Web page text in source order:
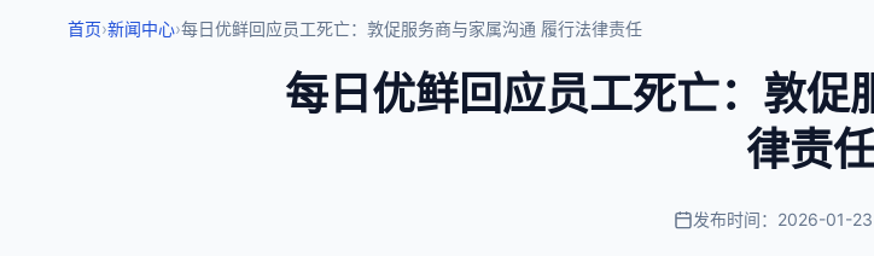
首页›新闻中心›每日优鲜回应员工死亡：敦促服务商与家属沟通 履行法律责任
每日优鲜回应员工死亡：敦促
律责
发布时间：2026-01-